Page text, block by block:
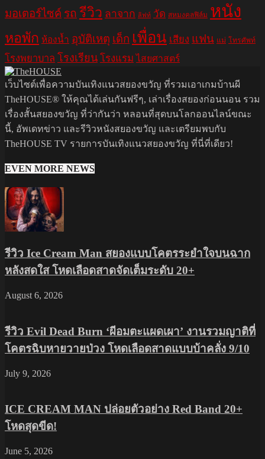
มอเตอร์ไซค์ รถ รีวิว ลาจาก ลิฟท์ วัด สหมงคลฟิล์ม หนัง
หอพัก ห้องน้ำ อุบัติเหตุ เด็ก เพื่อน เสียง แฟน แม่ โทรศัพท์
โรงพยาบาล โรงเรียน โรงแรม ไสยศาสตร์
เว็บไซต์เพื่อความบันเทิงแนวสยองขวัญ ที่รวมเอาเกมบ้านผี
TheHOUSE® ให้คุณได้เล่นกันฟรีๆ, เล่าเรื่องสยองก่อนนอน รวม
เรื่องสั้นสยองขวัญ ที่ว่ากันว่า หลอนที่สุดบนโลกออนไลน์ขณะ
นี้, อัพเดทข่าว และรีวิวหนังสยองขวัญ และเตรียมพบกับ
TheHOUSE TV รายการบันเทิงแนวสยองขวัญ ที่นี่ที่เดียว!
EVEN MORE NEWS
รีวิว Ice Cream Man สยองแบบโคตรระยำใจบนฉาก
หลังสดใส โหดเลือดสาดจัดเต็มระดับ 20+
August 6, 2026
รีวิว Evil Dead Burn ‘ผีอมตะแผดเผา’ งานรวมญาติที่
โคตรฉิบหายวายป่วง โหดเลือดสาดแบบบ้าคลั่ง 9/10
July 9, 2026
ICE CREAM MAN ปล่อยตัวอย่าง Red Band 20+
โหดสุดขีด!
June 5, 2026